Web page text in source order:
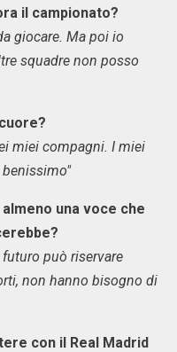
il campionato?
giocare. Ma poi io
squadre non posso
miei compagni. I miei
una voce che
può riservare
non hanno bisogno di
con il Real Madrid